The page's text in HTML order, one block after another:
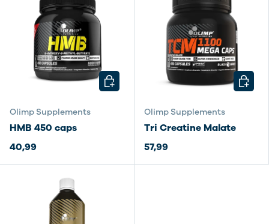
Olimp Supplements
HMB 450 caps
40,99
KIES MOGELIJKHEDEN
Olimp Supplements
Tri Creatine Malate
57,99
KIES